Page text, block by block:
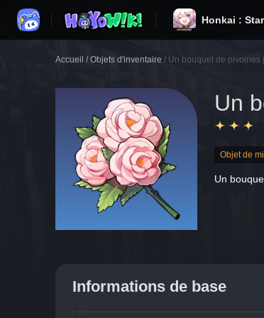
Honkai :
Accueil / Objets d'inventaire / Un bouquet de pivoines
Un
Objet de
Un
Informations de base